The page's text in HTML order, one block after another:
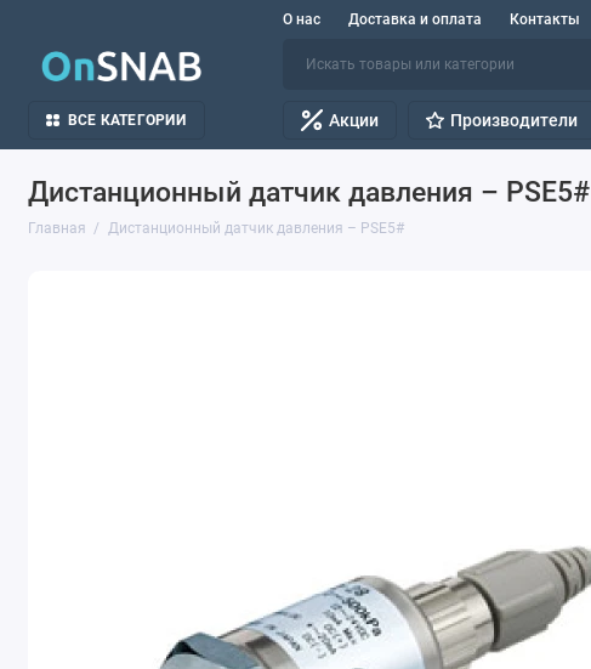
О нас Доставка и оплата Контакты
ВСЕ КАТЕГОРИИ Акции Производители
Дистанционный датчик давления – PSE5#
Главная Дистанционный датчик давления – PSE5#